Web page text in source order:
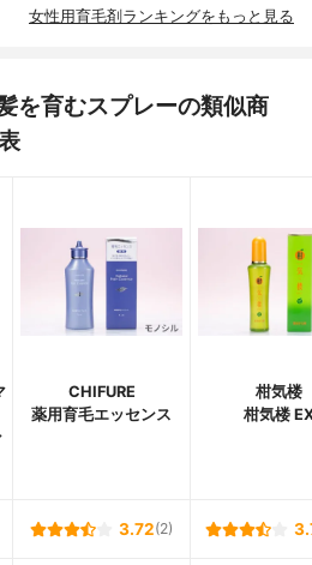
女性用育毛剤ランキングをもっと見る
を育むスプレーの類似商
CHIFURE
薬用育毛エッセンス
柑気楼
柑気楼
3.72(2)